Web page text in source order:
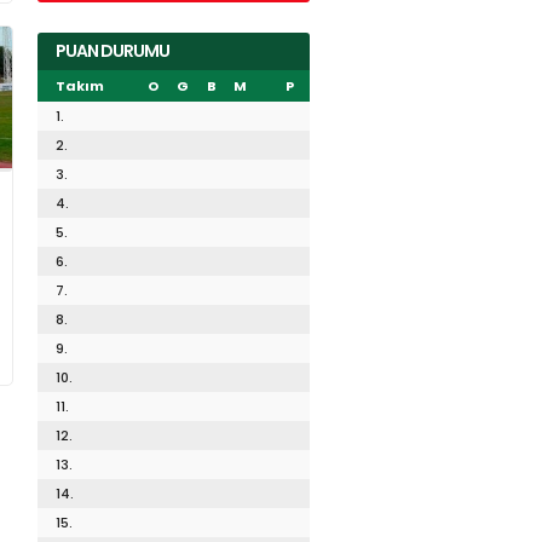
PUAN DURUMU
Takım O G B M
P
1.
2.
3.
4.
5.
6.
7.
8.
9.
10.
11.
12.
13.
14.
15.